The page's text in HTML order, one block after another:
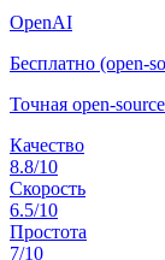
OpenAI
Бесплатно (open-
Точная open-
Качество
8.8/10
Скорость
6.5/10
Простота
7/10